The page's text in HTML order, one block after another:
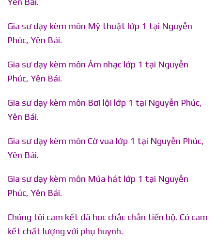
Gia sư dạy kèm môn Mỹ thuật lớp 1 tại Nguyễn
Phúc, Yên Bái.
Gia sư dạy kèm môn Âm nhạc lớp 1 tại Nguyễn
Phúc, Yên Bái.
Gia sư dạy kèm môn Bơi lội lớp 1 tại Nguyễn Phúc,
Yên Bái.
Gia sư dạy kèm môn Cờ vua lớp 1 tại Nguyễn Phúc,
Yên Bái.
Gia sư dạy kèm môn Múa hát lớp 1 tại Nguyễn
Phúc, Yên Bái.
Chúng tôi cam kết đã hoc chắc chắn tiến bộ. Có cam
kết chất lượng với phụ huynh.